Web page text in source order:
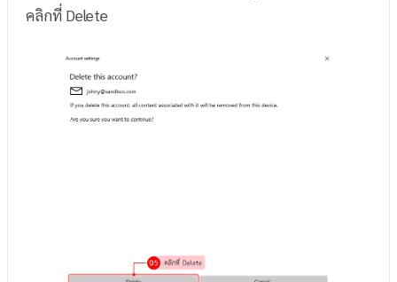
คลิกที่ Delete